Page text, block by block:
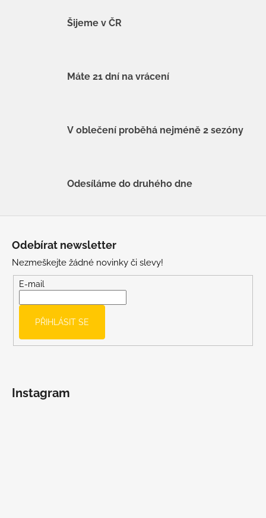
Šijeme v ČR
Máte 21 dní na vrácení
V oblečení proběhá nejméně 2 sezóny
Odesíláme do druhého dne
Odebírat newsletter
Nezmeškejte žádné novinky či slevy!
E-mail
PŘIHLÁSIT SE
Instagram